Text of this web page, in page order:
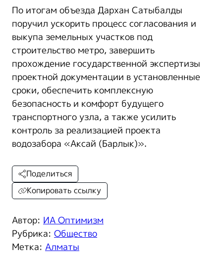
По итогам объезда Дархан Сатыбалды
поручил ускорить процесс согласования и
выкупа земельных участков под
строительство метро, завершить
прохождение государственной экспертизы
проектной документации в установленные
сроки, обеспечить комплексную
безопасность и комфорт будущего
транспортного узла, а также усилить
контроль за реализацией проекта
водозабора «Аксай (Барлык)».
Автор: ИА Оптимизм
Рубрика: Общество
Метка: Алматы
Поделиться
Копировать ссылку